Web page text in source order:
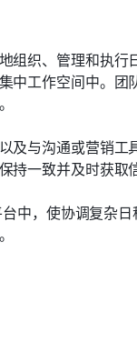
组织、管理和执行
工作空间中。团
及与沟通或营销工
一致并及时获取
中，使协调复杂日